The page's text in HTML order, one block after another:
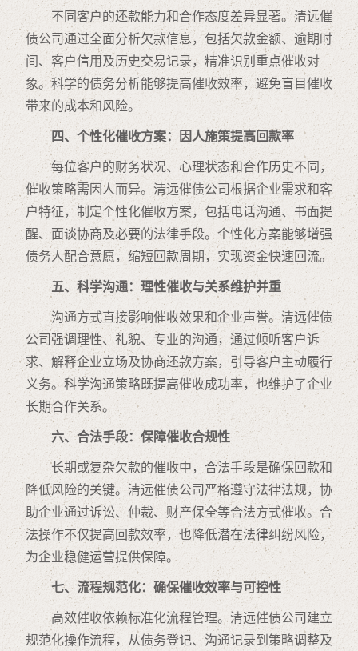
不同客户的还款能力和合作态度差异显著。清远催
债公司通过全面分析欠款信息，包括欠款金额、逾期时
间、客户信用及历史交易记录，精准识别重点催收对
象。科学的债务分析能够提高催收效率，避免盲目催收
带来的成本和风险。
四、个性化催收方案：因人施策提高回款率
每位客户的财务状况、心理状态和合作历史不同，
催收策略需因人而异。清远催债公司根据企业需求和客
户特征，制定个性化催收方案，包括电话沟通、书面提
醒、面谈协商及必要的法律手段。个性化方案能够增强
债务人配合意愿，缩短回款周期，实现资金快速回流。
五、科学沟通：理性催收与关系维护并重
沟通方式直接影响催收效果和企业声誉。清远催债
公司强调理性、礼貌、专业的沟通，通过倾听客户诉
求、解释企业立场及协商还款方案，引导客户主动履行
义务。科学沟通策略既提高催收成功率，也维护了企业
长期合作关系。
六、合法手段：保障催收合规性
长期或复杂欠款的催收中，合法手段是确保回款和
降低风险的关键。清远催债公司严格遵守法律法规，协
助企业通过诉讼、仲裁、财产保全等合法方式催收。合
法操作不仅提高回款效率，也降低潜在法律纠纷风险，
为企业稳健运营提供保障。
七、流程规范化：确保催收效率与可控性
高效催收依赖标准化流程管理。清远催债公司建立
规范化操作流程，从债务登记、沟通记录到策略调整及